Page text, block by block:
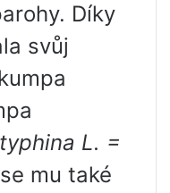
Díky
svůj
L. =
mu také